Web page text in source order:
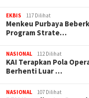
EKBIS 117 Dilihat
Menkeu Purbaya
Program Strate…
NASIONAL 112 Dilihat
KAI Terapkan Pola
Berhenti Luar …
NASIONAL 107 Dilihat